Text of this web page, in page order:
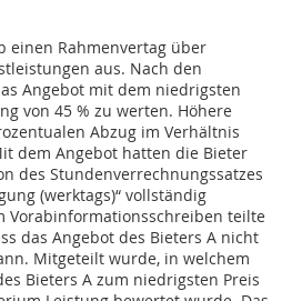
einen Rahmenvertag über
aus. Nach den
Angebot mit dem niedrigsten
von 45 % zu werten. Höhere
Abzug im Verhältnis
dem Angebot hatten die Bieter
des Stundenverrechnungssatzes
(werktags)“ vollständig
Vorabinformationsschreiben teilte
das Angebot des Bieters A nicht
Mitgeteilt wurde, in welchem
Bieters A zum niedrigsten Preis